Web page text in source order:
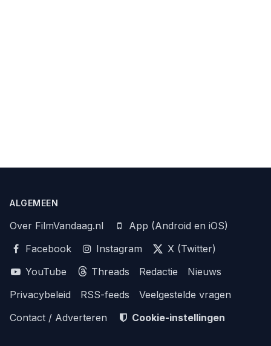
ALGEMEEN
Over FilmVandaag.nl
App (Android en iOS)
Facebook
Instagram
X (Twitter)
YouTube
Threads Redactie
Nieuws
Privacybeleid
RSS-feeds
Veelgestelde vragen
Contact / Adverteren
Cookie-instellingen